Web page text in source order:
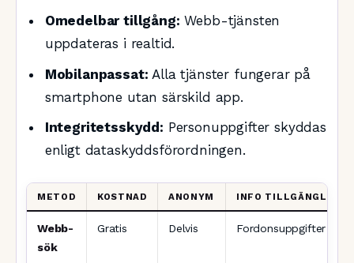
Omedelbar tillgång: Webb-tjänsten
uppdateras i realtid.
Mobilanpassat: Alla tjänster fungerar på
smartphone utan särskild app.
Integritetsskydd: Personuppgifter skyddas
enligt dataskyddsförordningen.
METOD KOSTNAD ANONYM INFO TILLGÄNGLIG
Webb-
sök
Gratis Delvis Fordonsuppgifter